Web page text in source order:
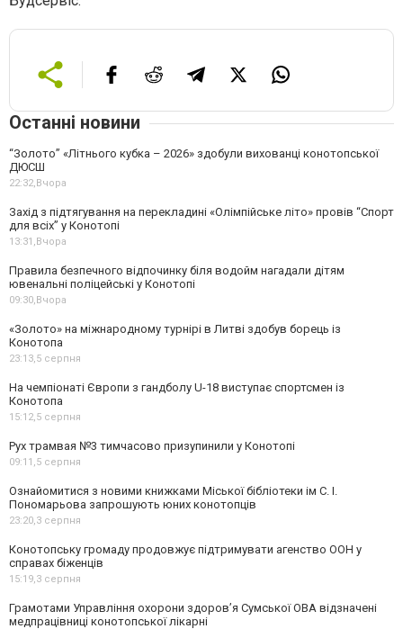
Останні новини
“Золото” «Літнього кубка – 2026» здобули вихованці конотопської
ДЮСШ
22:32,Вчора
Захід з підтягування на перекладині «Олімпійське літо» провів “Спорт
для всіх” у Конотопі
13:31,Вчора
Правила безпечного відпочинку біля водойм нагадали дітям
ювенальні поліцейські у Конотопі
09:30,Вчора
«Золото» на міжнародному турнірі в Литві здобув борець із
Конотопа
23:13,5 серпня
На чемпіонаті Європи з гандболу U-18 виступає спортсмен із
Конотопа
15:12,5 серпня
Рух трамвая №3 тимчасово призупинили у Конотопі
09:11,5 серпня
Ознайомитися з новими книжками Міської бібліотеки ім С. І.
Пономарьова запрошують юних конотопців
23:20,3 серпня
Конотопську громаду продовжує підтримувати агенство ООН у
справах біженців
15:19,3 серпня
Грамотами Управління охорони здоров’я Сумської ОВА відзначені
медпрацівниці конотопської лікарні